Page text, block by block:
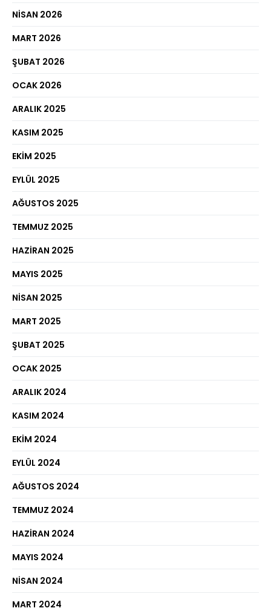
NISAN 2026
MART 2026
ŞUBAT 2026
OCAK 2026
ARALIK 2025
KASIM 2025
EKIM 2025
EYLÜL 2025
AĞUSTOS 2025
TEMMUZ 2025
HAZIRAN 2025
MAYIS 2025
NISAN 2025
MART 2025
ŞUBAT 2025
OCAK 2025
ARALIK 2024
KASIM 2024
EKIM 2024
EYLÜL 2024
AĞUSTOS 2024
TEMMUZ 2024
HAZIRAN 2024
MAYIS 2024
NISAN 2024
MART 2024